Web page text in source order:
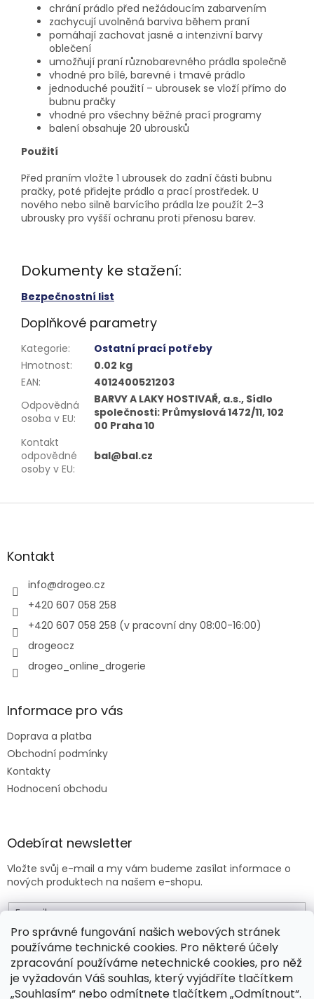
Pro správné fungování našich webových stránek
používáme technické cookies. Pro některé účely
zpracování používáme netechnické cookies, pro něž
je vyžadován Váš souhlas, který vyjádříte tlačítkem
„Souhlasím“ nebo odmítnete tlačítkem „Odmítnout“.
chrání prádlo před nežádoucím zabarvením
zachycují uvolněná barviva během praní
pomáhají zachovat jasné a intenzivní barvy
oblečení
umožňují praní různobarevného prádla společně
vhodné pro bílé, barevné i tmavé prádlo
jednoduché použití – ubrousek se vloží přímo do
bubnu pračky
vhodné pro všechny běžné prací programy
balení obsahuje 20 ubrousků
Použití
Před praním vložte 1 ubrousek do zadní části bubnu
pračky, poté přidejte prádlo a prací prostředek. U
nového nebo silně barvícího prádla lze použít 2–3
ubrousky pro vyšší ochranu proti přenosu barev.
Dokumenty ke stažení:
Bezpečnostní list
Doplňkové parametry
Kategorie:
Ostatní prací potřeby
Hmotnost:
0.02 kg
EAN:
4012400521203
Odpovědná
osoba v EU:
BARVY A LAKY HOSTIVAŘ, a.s., Sídlo
společnosti: Průmyslová 1472/11, 102
00 Praha 10
Kontakt
odpovědné
osoby v EU:
bal@bal.cz
Z
aKontakt
info@drogeo.cz
+420 607 058 258
+420 607 058 258 (v pracovní dny 08:00-16:00)
drogeocz
drogeo_online_drogerie
Informace pro vás
Doprava a platba
Obchodní podmínky
Kontakty
Hodnocení obchodu
Odebírat newsletter
Vložte svůj e-mail a my vám budeme zasílat informace o
nových produktech na našem e-shopu.
E-mail
Vložením e-mailu souhlasíte sobchodními podmínkami .
PŘIHLÁSIT SE